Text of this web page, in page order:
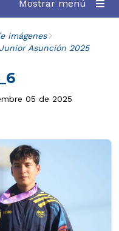
Mostrar menú
imágenes
Asunción 2025
05 de 2025